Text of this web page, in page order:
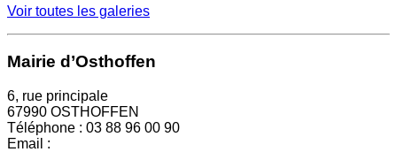
Voir toutes les galeries
Mairie d’Osthoffen
6, rue principale
67990 OSTHOFFEN
Téléphone : 03 88 96 00 90
Email :